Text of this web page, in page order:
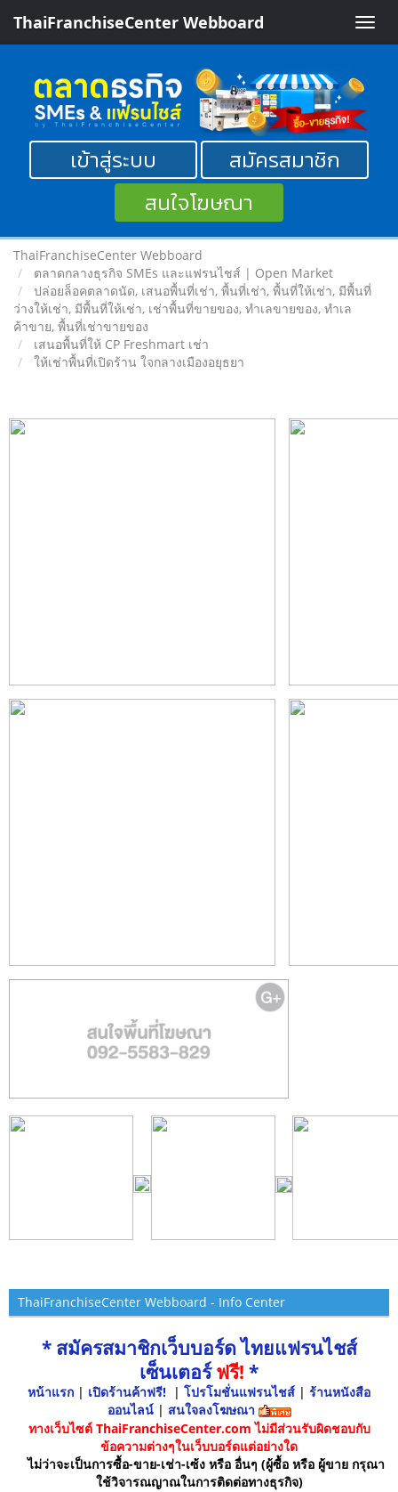
Toggle
ThaiFranchiseCenter Webboard
เข้าสู่ระบบ
สมัครสมาชิก
สนใจโฆษณา
ThaiFranchiseCenter Webboard
ตลาดกลางธุรกิจ SMEs และแฟรนไชส์ | Open Market
ปล่อยล็อคตลาดนัด, เสนอพื้นที่เช่า, พื้นที่เช่า, พื้นที่ให้เช่า, มีพื้นที่
ว่างให้เช่า, มีพื้นที่ให้เช่า, เช่าพื้นที่ขายของ, ทําเลขายของ, ทำเล
ค้าขาย, พื้นที่เช่าขายของ
เสนอพื้นที่ให้ CP Freshmart เช่า
ให้เช่าพื้นที่เปิดร้าน ใจกลางเมืองอยุธยา
ThaiFranchiseCenter Webboard - Info Center
* สมัครสมาชิกเว็บบอร์ด ไทยแฟรนไชส์
เซ็นเตอร์ฟรี! *
หน้าแรก | เปิดร้านค้าฟรี! | โปรโมชั่นแฟรนไชส์ | ร้านหนังสือ
ออนไลน์ | สนใจลงโฆษณา
ทางเว็บไซต์ ThaiFranchiseCenter.com ไม่มีส่วนรับผิดชอบกับ
ข้อความต่างๆในเว็บบอร์ดแต่อย่างใด
ไม่ว่าจะเป็นการซื้อ-ขาย-เช่า-เซ้ง หรือ อื่นๆ (ผู้ซื้อ หรือ ผู้ขาย กรุณา
ใช้วิจารณญาณในการติดต่อทางธุรกิจ)